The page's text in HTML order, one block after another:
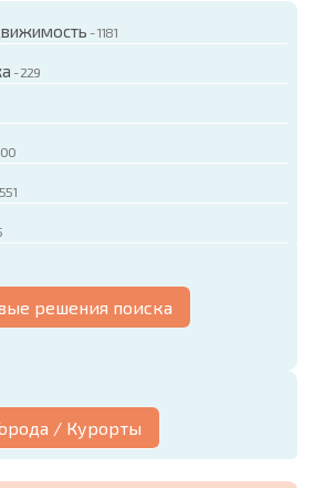
- 1181
- 229
решения поиска
/ Курорты